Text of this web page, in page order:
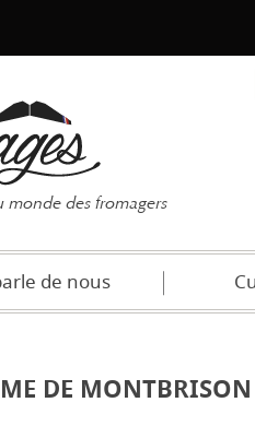
des fromagers
de nous
DE MONTBRISON